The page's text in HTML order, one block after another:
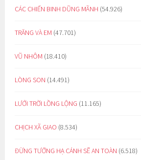
CÁC CHIẾN BINH DŨNG MÃNH (54.926)
TRĂNG VÀ EM (47.701)
VŨ NHÔM (18.410)
LÒNG SON (14.491)
LƯỚI TRỜI LỒNG LỘNG (11.165)
CHỊCH XÃ GIAO (8.534)
ĐỪNG TƯỞNG HẠ CÁNH SẼ AN TOÀN (6.518)